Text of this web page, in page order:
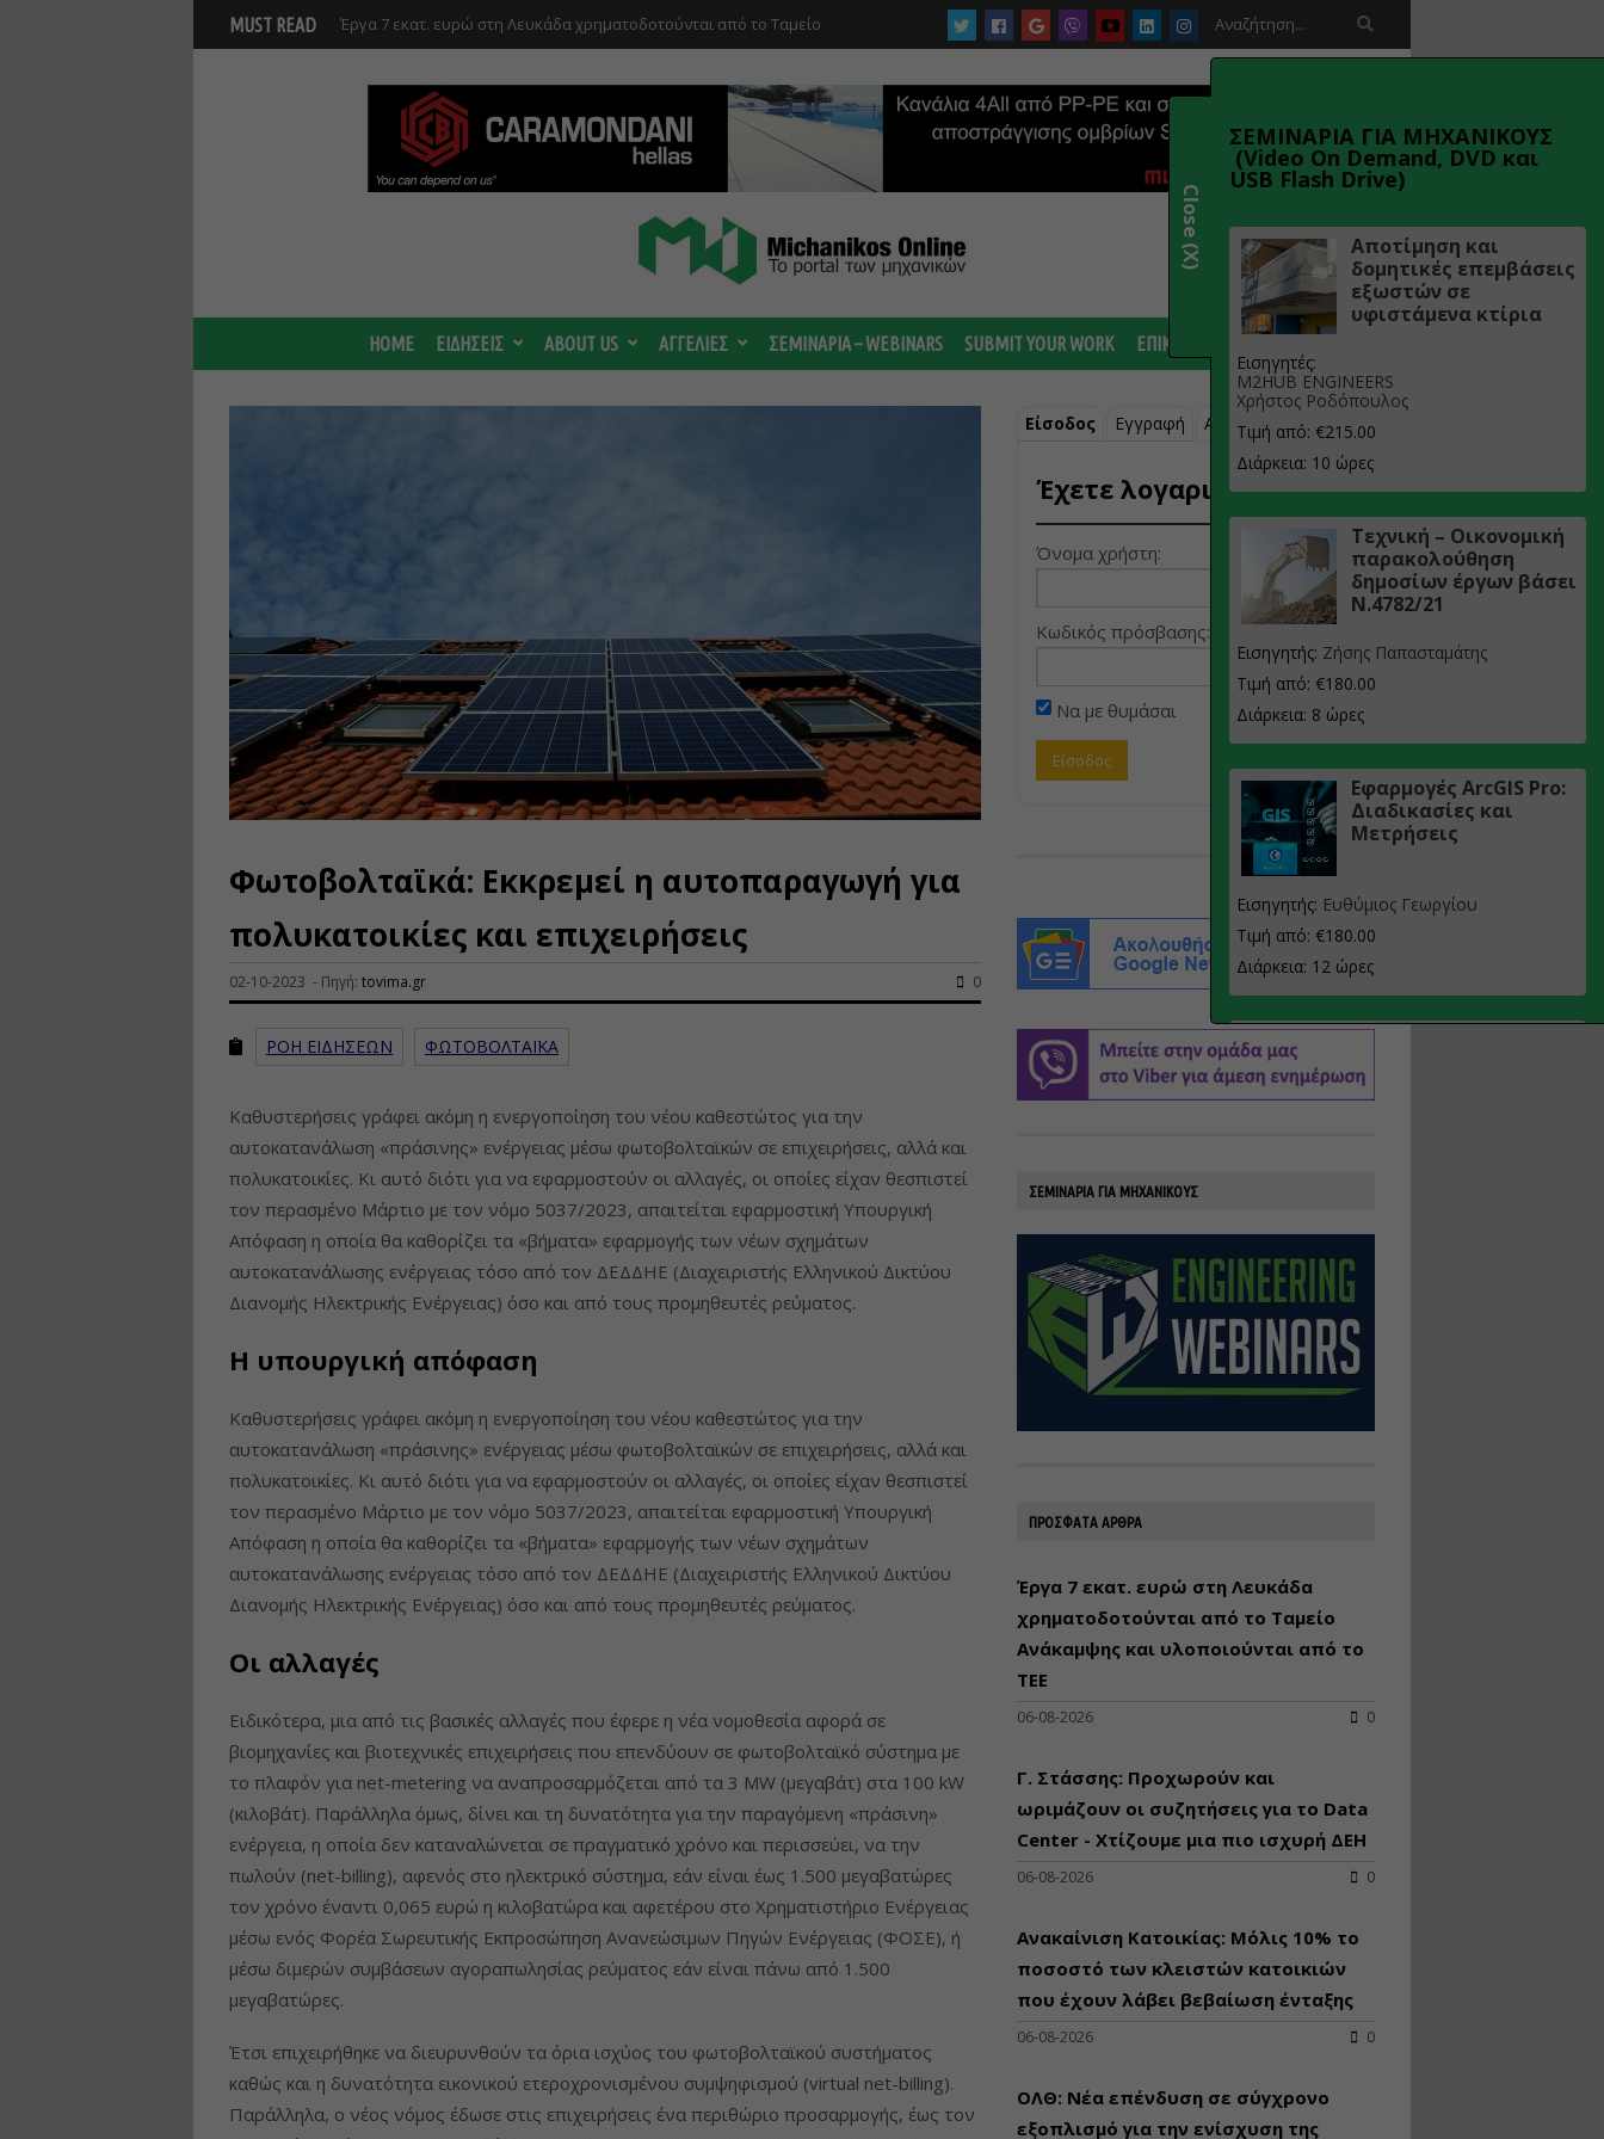
MUST READ Γ. Στάσσης: Προχωρούν και ωριμάζουν οι συζητήσεις για το Data 
HOME ΕΙΔΗΣΕΙΣ ABOUT US ΑΓΓΕΛΙΕΣ ΣΕΜΙΝΑΡΙΑ – WEBINARS SUBMIT YOUR WORK ΕΠΙΚΟΙΝΩΝΙΑ
Φωτοβολταϊκά: Εκκρεμεί η αυτοπαραγωγή για
πολυκατοικίες και επιχειρήσεις
02-10-2023 - Πηγή: tovima.gr 0
ΡΟΗ ΕΙΔΗΣΕΩΝ ΦΩΤΟΒΟΛΤΑΪΚΑ
Καθυστερήσεις γράφει ακόμη η ενεργοποίηση του νέου καθεστώτος για την
αυτοκατανάλωση «πράσινης» ενέργειας μέσω φωτοβολταϊκών σε επιχειρήσεις, αλλά και
πολυκατοικίες. Κι αυτό διότι για να εφαρμοστούν οι αλλαγές, οι οποίες είχαν θεσπιστεί
τον περασμένο Μάρτιο με τον νόμο 5037/2023, απαιτείται εφαρμοστική Υπουργική
Απόφαση η οποία θα καθορίζει τα «βήματα» εφαρμογής των νέων σχημάτων
αυτοκατανάλωσης ενέργειας τόσο από τον ΔΕΔΔΗΕ (Διαχειριστής Ελληνικού Δικτύου
Διανομής Ηλεκτρικής Ενέργειας) όσο και από τους προμηθευτές ρεύματος.
Η υπουργική απόφαση
Καθυστερήσεις γράφει ακόμη η ενεργοποίηση του νέου καθεστώτος για την
αυτοκατανάλωση «πράσινης» ενέργειας μέσω φωτοβολταϊκών σε επιχειρήσεις, αλλά και
πολυκατοικίες. Κι αυτό διότι για να εφαρμοστούν οι αλλαγές, οι οποίες είχαν θεσπιστεί
τον περασμένο Μάρτιο με τον νόμο 5037/2023, απαιτείται εφαρμοστική Υπουργική
Απόφαση η οποία θα καθορίζει τα «βήματα» εφαρμογής των νέων σχημάτων
αυτοκατανάλωσης ενέργειας τόσο από τον ΔΕΔΔΗΕ (Διαχειριστής Ελληνικού Δικτύου
Διανομής Ηλεκτρικής Ενέργειας) όσο και από τους προμηθευτές ρεύματος.
Οι αλλαγές
Ειδικότερα, μια από τις βασικές αλλαγές που έφερε η νέα νομοθεσία αφορά σε
βιομηχανίες και βιοτεχνικές επιχειρήσεις που επενδύουν σε φωτοβολταϊκό σύστημα με
το πλαφόν για net-metering να αναπροσαρμόζεται από τα 3 MW (μεγαβάτ) στα 100 kW
(κιλοβάτ). Παράλληλα όμως, δίνει και τη δυνατότητα για την παραγόμενη «πράσινη»
ενέργεια, η οποία δεν καταναλώνεται σε πραγματικό χρόνο και περισσεύει, να την
πωλούν (net-billing), αφενός στο ηλεκτρικό σύστημα, εάν είναι έως 1.500 μεγαβατώρες
τον χρόνο έναντι 0,065 ευρώ η κιλοβατώρα και αφετέρου στο Χρηματιστήριο Ενέργειας
μέσω ενός Φορέα Σωρευτικής Εκπροσώπηση Ανανεώσιμων Πηγών Ενέργειας (ΦΟΣΕ), ή
μέσω διμερών συμβάσεων αγοραπωλησίας ρεύματος εάν είναι πάνω από 1.500
μεγαβατώρες.
Έτσι επιχειρήθηκε να διευρυνθούν τα όρια ισχύος του φωτοβολταϊκού συστήματος
καθώς και η δυνατότητα εικονικού ετεροχρονισμένου συμψηφισμού (virtual net-billing).
Παράλληλα, ο νέος νόμος έδωσε στις επιχειρήσεις ένα περιθώριο προσαρμογής, έως τον
Είσοδος Εγγραφή Ανάκτηση κωδικού
Έχετε λογαριασμό;
Όνομα χρήστη:
Κωδικός πρόσβασης:
Να με θυμάσαι
ΣΕΜΙΝΑΡΙΑ ΓΙΑ ΜΗΧΑΝΙΚΟΥΣ
ΠΡΟΣΦΑΤΑ ΑΡΘΡΑ
Έργα 7 εκατ. ευρώ στη Λευκάδα
χρηματοδοτούνται από το Ταμείο
Ανάκαμψης και υλοποιούνται από το
ΤΕΕ
06-08-2026 0
Γ. Στάσσης: Προχωρούν και
ωριμάζουν οι συζητήσεις για το Data
Center - Χτίζουμε μια πιο ισχυρή ΔΕΗ
06-08-2026 0
Ανακαίνιση Κατοικίας: Μόλις 10% το
ποσοστό των κλειστών κατοικιών
που έχουν λάβει βεβαίωση ένταξης
06-08-2026 0
ΟΛΘ: Νέα επένδυση σε σύγχρονο
εξοπλισμό για την ενίσχυση της
ΣΕΜΙΝΑΡΙΑ ΓΙΑ ΜΗΧΑΝΙΚΟΥΣ
(Video On Demand, DVD και
USB Flash Drive)
Αποτίμηση και
δομητικές επεμβάσεις
εξωστών σε
υφιστάμενα κτίρια
Εισηγητές:
M2HUB ENGINEERS
Χρήστος Ροδόπουλος
Τιμή από: €215.00
Διάρκεια: 10 ώρες
Τεχνική – Οικονομική
παρακολούθηση
δημοσίων έργων βάσει
Ν.4782/21
Εισηγητής: Ζήσης Παπασταμάτης
Τιμή από: €180.00
Διάρκεια: 8 ώρες
Εφαρμογές ArcGIS Pro:
Διαδικασίες και
Μετρήσεις
Εισηγητής: Ευθύμιος Γεωργίου
Τιμή από: €180.00
Διάρκεια: 12 ώρες
υλοποίηση
φωτοβολταϊκών
Τιμή από: €230.00
Διάρκεια: 16 ώρες
Αρχιτεκτονικός
Σχεδιασμός με το
Rhinoceros
κoλυμβητικής
υδατοδεξαμενής
Χρήστος Ροδόπουλος
Διάρκεια: 14 ώρες
Διαδικασία
αδειοδότησης και
έκδοσης
κατάταξης
Εισηγητές:
Γραμματή Μπακλατσή
Νικόλαος Σαρούκος
Διάρκεια: 8 ώρες
Close (X)